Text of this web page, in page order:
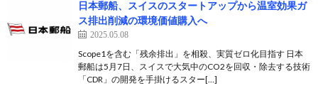
日本郵船、スイスのスタートアップから温室効果ガ
ス排出削減の環境価値購入へ
2025.05.08
Scope1を含む「残余排出」を相殺、実質ゼロ化目指す 日本
郵船は5月7日、スイスで大気中のCO2を回収・除去する技術
「CDR」の開発を手掛けるスター[…]